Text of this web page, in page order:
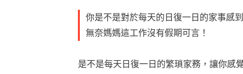
你是不是對於每天的日復一日的家事感
無奈媽媽這工作沒有假期可言！
是不是每天日復一日的繁瑣家務，讓你感